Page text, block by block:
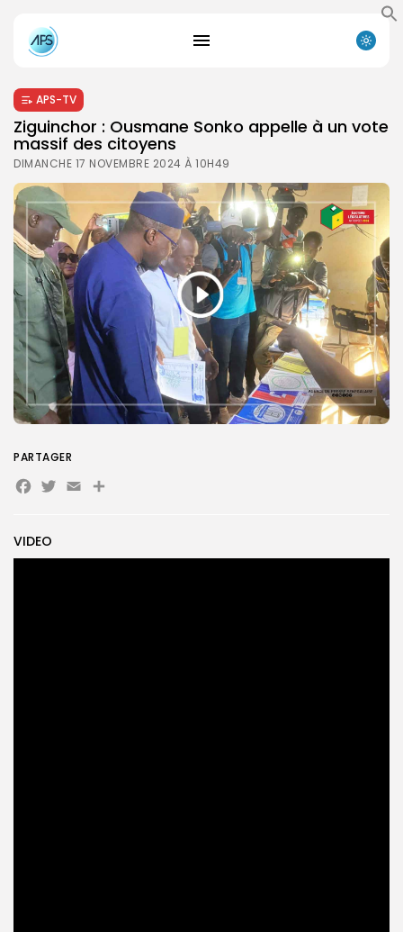
Search
Search
APS-TV
Ziguinchor : Ousmane Sonko appelle à un vote
massif des citoyens
DIMANCHE 17 NOVEMBRE 2024 À 10H49
VIDEO
PARTAGER
Facebook
Twitter
EmailPartager